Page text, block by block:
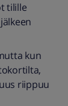
tilille
kun
riippuu